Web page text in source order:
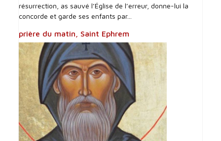
résurrection, as sauvé l’Église de l’erreur, donne-lui la
concorde et garde ses enfants par...
prière du matin, Saint Ephrem